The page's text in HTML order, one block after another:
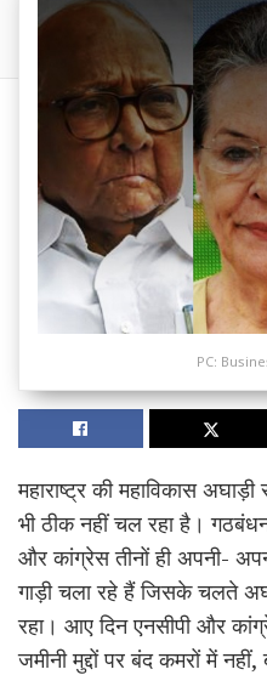
PC:
महाराष्ट्र की महाविकास
भी ठीक नहीं चल रहा है।
और कांग्रेस तीनों ही अपनी-
गाड़ी चला रहे हैं जिसके चलते
रहा। आए दिन एनसीपी और
जमीनी मुद्दों पर बंद कमरों में